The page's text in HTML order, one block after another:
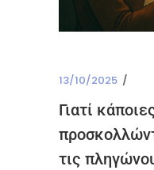
13/10/2025
Γιατί
τις